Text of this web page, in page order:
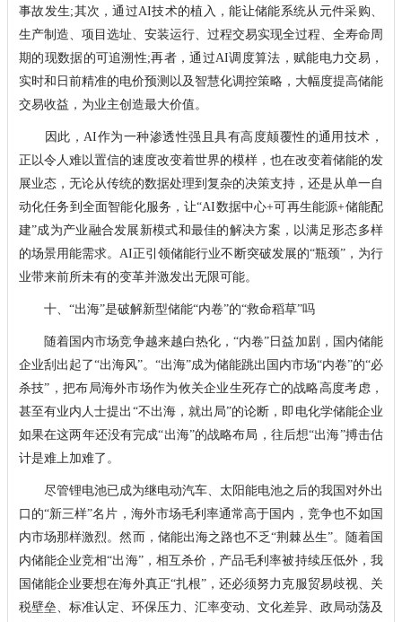
事故发生;其次，通过AI技术的植入，能让储能系统从元件采购、
生产制造、项目选址、安装运行、过程交易实现全过程、全寿命周
期的现数据的可追溯性;再者，通过AI调度算法，赋能电力交易，
实时和日前精准的电价预测以及智慧化调控策略，大幅度提高储能
交易收益，为业主创造最大价值。
因此，AI作为一种渗透性强且具有高度颠覆性的通用技术，
正以令人难以置信的速度改变着世界的模样，也在改变着储能的发
展业态，无论从传统的数据处理到复杂的决策支持，还是从单一自
动化任务到全面智能化服务，让“AI数据中心+可再生能源+储能配
建”成为产业融合发展新模式和最佳的解决方案，以满足形态多样
的场景用能需求。AI正引领储能行业不断突破发展的“瓶颈”，为行
业带来前所未有的变革并激发出无限可能。
十、“出海”是破解新型储能“内卷”的“救命稻草”吗
随着国内市场竞争越来越白热化，“内卷”日益加剧，国内储能
企业刮出起了“出海风”。“出海”成为储能跳出国内市场“内卷”的“必
杀技”，把布局海外市场作为攸关企业生死存亡的战略高度考虑，
甚至有业内人士提出“不出海，就出局”的论断，即电化学储能企业
如果在这两年还没有完成“出海”的战略布局，往后想“出海”搏击估
计是难上加难了。
尽管锂电池已成为继电动汽车、太阳能电池之后的我国对外出
口的“新三样”名片，海外市场毛利率通常高于国内，竞争也不如国
内市场那样激烈。然而，储能出海之路也不乏“荆棘丛生”。随着国
内储能企业竞相“出海”，相互杀价，产品毛利率被持续压低外，我
国储能企业要想在海外真正“扎根”，还必须努力克服贸易歧视、关
税壁垒、标准认定、环保压力、汇率变动、文化差异、政局动荡及